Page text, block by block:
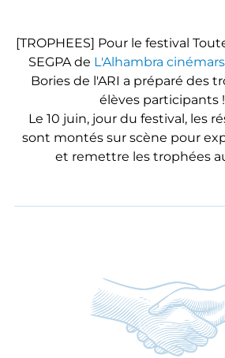
[TROPHEES] Pour le festival
SEGPA de L'Alhambra
Bories de l'ARI a préparé des
élèves participants !
Le 10 juin, jour du festival, les
sont montés sur scène pour
et remettre les trophées